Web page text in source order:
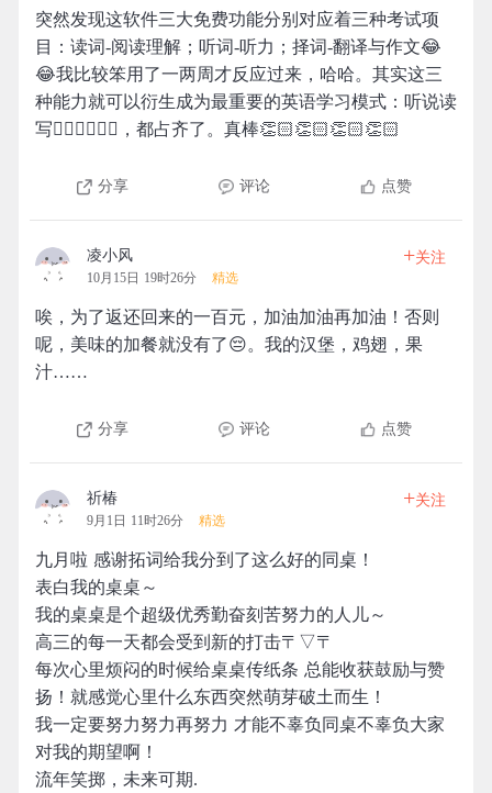
突然发现这软件三大免费功能分别对应着三种考试项
目：读词-阅读理解；听词-听力；择词-翻译与作文😂
😂我比较笨用了一两周才反应过来，哈哈。其实这三
种能力就可以衍生成为最重要的英语学习模式：听说读
写✍🏻✍🏻✍🏻，都占齐了。真棒👏🏻👏🏻👏🏻👏🏻
分享 评论 点赞
凌小风
10月15日 19时26分 精选
+关注
唉，为了返还回来的一百元，加油加油再加油！否则
呢，美味的加餐就没有了😔。我的汉堡，鸡翅，果
汁……
分享 评论 点赞
祈椿
9月1日 11时26分 精选
+关注
九月啦 感谢拓词给我分到了这么好的同桌！
表白我的桌桌～
我的桌桌是个超级优秀勤奋刻苦努力的人儿～
高三的每一天都会受到新的打击〒▽〒
每次心里烦闷的时候给桌桌传纸条 总能收获鼓励与赞
扬！就感觉心里什么东西突然萌芽破土而生！
我一定要努力努力再努力 才能不辜负同桌不辜负大家
对我的期望啊！
流年笑掷，未来可期.